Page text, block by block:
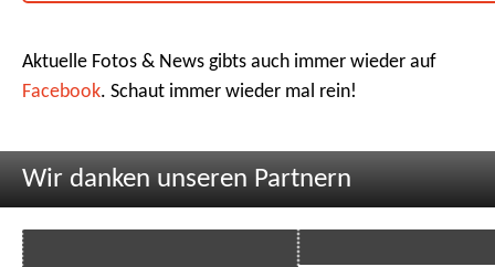
Aktuelle Fotos & News gibts auch immer wieder auf
Facebook. Schaut immer wieder mal rein!
Wir danken unseren Partnern